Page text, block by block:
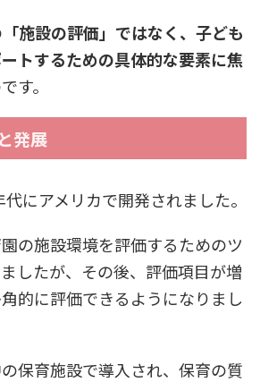
「施設の評価」ではなく、子ども
トするための具体的な要素に焦
す。
発展
代にアメリカで開発されました。
の施設環境を評価するためのツ
したが、その後、評価項目が増
的に評価できるようになりまし
保育施設で導入され、保育の質